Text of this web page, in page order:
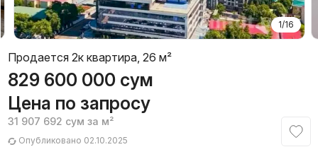
1/16
Продается 2к квартира, 26 м²
829 600 000 сум
Цена по запросу
31 907 692 сум за м²
Опубликовано 02.10.2025